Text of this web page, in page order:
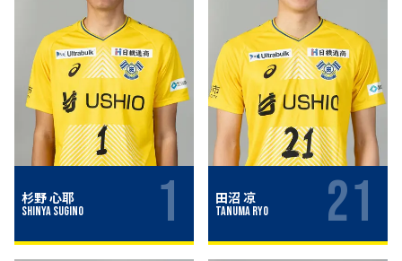
杉野 心耶
Shinya Sugino 1 田沼 凉
Tanuma Ryo 21